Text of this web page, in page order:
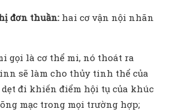
đơn thuần: hai cơ vận nội nhãn
gọi là cơ thể mi, nó thoát ra
sẽ làm cho thủy tinh thể của
đi khiến điểm hội tụ của khúc
mạc trong mọi trường hợp;